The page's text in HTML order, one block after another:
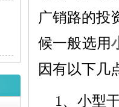
广销路的投
候一般选用
因有以下几
1、 小型